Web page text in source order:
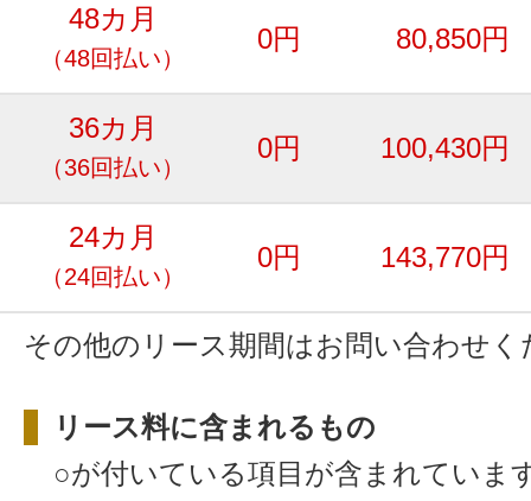
48カ月
（48回払い）
0円 80,850円
36カ月
（36回払い）
0円 100,430円
24カ月
（24回払い）
0円 143,770円
その他のリース期間はお問い合わせく
リース料に含まれるもの
○が付いている項目が含まれていま